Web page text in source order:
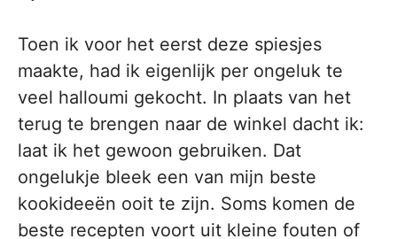
Toen ik voor het eerst deze spiesjes
maakte, had ik eigenlijk per ongeluk te
veel halloumi gekocht. In plaats van het
terug te brengen naar de winkel dacht ik:
laat ik het gewoon gebruiken. Dat
ongelukje bleek een van mijn beste
kookideeën ooit te zijn. Soms komen de
beste recepten voort uit kleine fouten of